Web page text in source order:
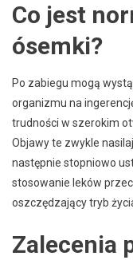
Co jest
ósemki?
Po zabiegu mogą
organizmu na
trudności w szerokim
Objawy te zwykle
następnie stopniowo
stosowanie leków
oszczędzający tryb
Zalecenia